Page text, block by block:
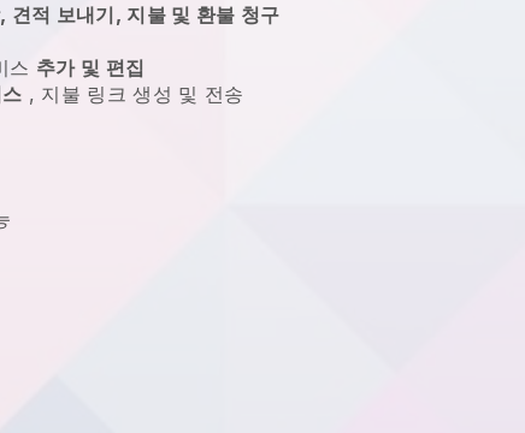
견적 보내기, 지불 및 환불 청구
스 추가 및 편집
, 지불 링크 생성 및 전송